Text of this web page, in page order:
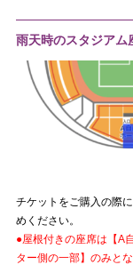
雨天時のスタジアム
チケットをご購入の際
めください。
●屋根付きの座席は【A
ター側の一部】のみとな